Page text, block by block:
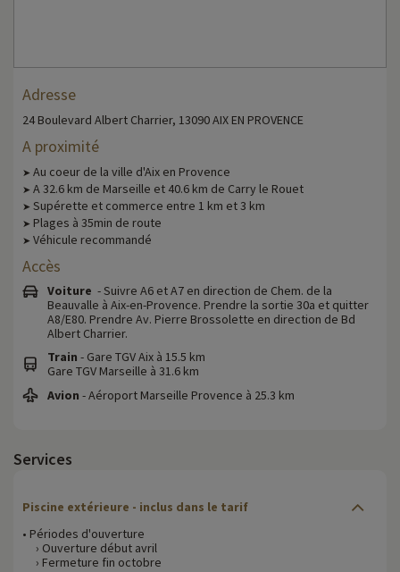
Adresse
24 Boulevard Albert Charrier, 13090 AIX EN PROVENCE
A proximité
➤ Au coeur de la ville d'Aix en Provence
➤ A 32.6 km de Marseille et 40.6 km de Carry le Rouet
➤ Supérette et commerce entre 1 km et 3 km
➤ Plages à 35min de route
➤ Véhicule recommandé
Accès
Voiture - Suivre A6 et A7 en direction de Chem. de la
Beauvalle à Aix-en-Provence. Prendre la sortie 30a et quitter
A8/E80. Prendre Av. Pierre Brossolette en direction de Bd
Albert Charrier.
Train - Gare TGV Aix à 15.5 km
Gare TGV Marseille à 31.6 km
Avion - Aéroport Marseille Provence à 25.3 km
Services
Piscine extérieure - inclus dans le tarif
• Périodes d'ouverture
› Ouverture début avril
› Fermeture fin octobre